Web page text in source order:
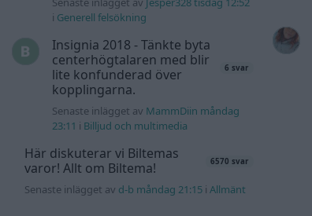
i Generell felsökning
Insignia 2018 - Tänkte byta
centerhögtalaren med blir
lite konfunderad över
kopplingarna.
6 svar
Senaste inlägget av MammDiin måndag
23:11 i Billjud och multimedia
Här diskuterar vi Biltemas
varor! Allt om Biltema!
6570 svar
Senaste inlägget av d-b måndag 21:15 i Allmänt